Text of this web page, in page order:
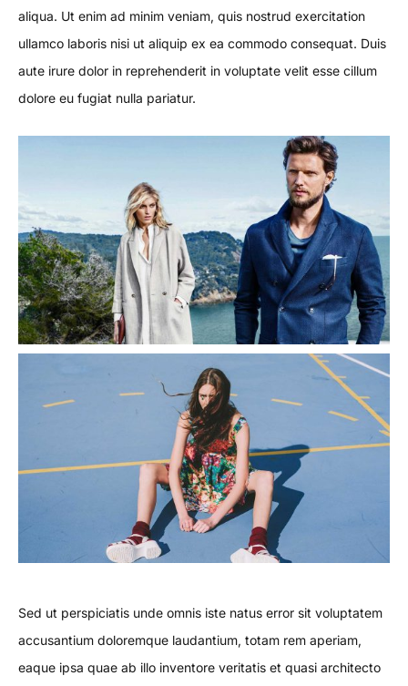
aliqua. Ut enim ad minim veniam, quis nostrud exercitation
ullamco laboris nisi ut aliquip ex ea commodo consequat. Duis
aute irure dolor in reprehenderit in voluptate velit esse cillum
dolore eu fugiat nulla pariatur.
Sed ut perspiciatis unde omnis iste natus error sit voluptatem
accusantium doloremque laudantium, totam rem aperiam,
eaque ipsa quae ab illo inventore veritatis et quasi architecto